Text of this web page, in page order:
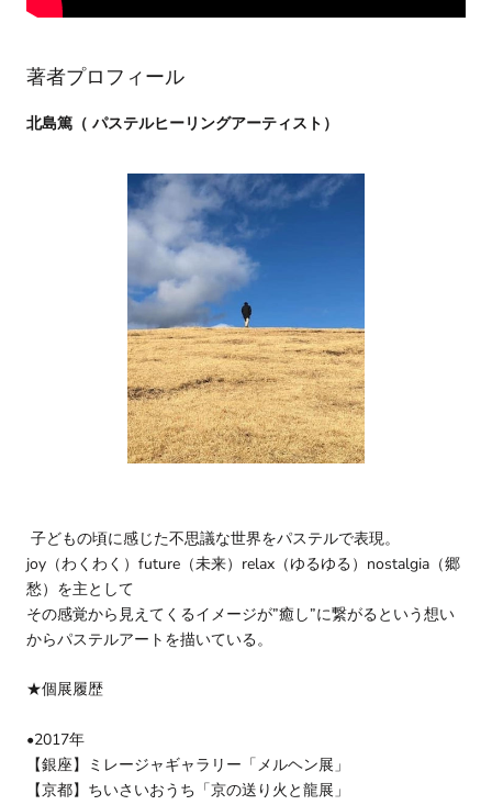
著者プロフィール
北島篤（ パステルヒーリングアーティスト）
子どもの頃に感じた不思議な世界をパステルで表現。
joy（わくわく）future（未来）relax（ゆるゆる）nostalgia（郷
愁）を主として
その感覚から見えてくるイメージが”癒し”に繋がるという想い
からパステルアートを描いている。
★個展履歴
•2017年
【銀座】ミレージャギャラリー「メルヘン展」
【京都】ちいさいおうち「京の送り火と龍展」